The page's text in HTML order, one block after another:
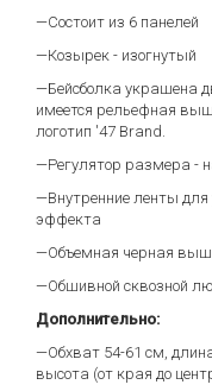
—Состоит из 6 панелей
—Козырек - изогнутый
—Бейсболка украшена
имеется рельефная
логотип '47 Brand.
—Регулятор размера -
—Внутренние ленты для
эффекта
—Объемная черная
—Обшивной сквозной
Дополнительно:
—Обхват 54-61 см,
высота (от края до